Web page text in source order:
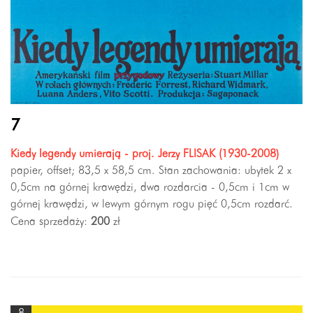
7
Kiedy legendy umierają - proj. Jerzy FLISAK (1930-2008)
papier, offset; 83,5 x 58,5 cm. Stan zachowania: ubytek 2 x
0,5cm na górnej krawędzi, dwa rozdarcia - 0,5cm i 1cm w
górnej krawędzi, w lewym górnym rogu pięć 0,5cm rozdarć.
Cena sprzedaży: 200 zł